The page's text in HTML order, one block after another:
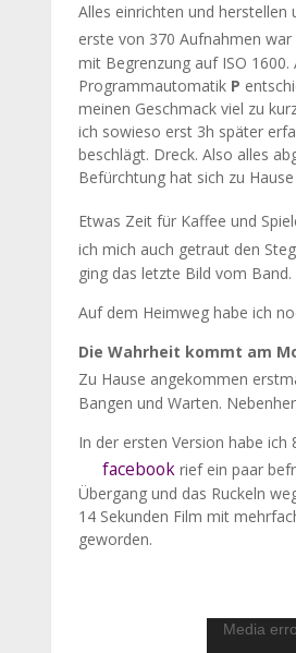
Alles einrichten und
erste von 370 Aufnahmen
mit Begrenzung auf ISO
Programmautomatik P
meinen Geschmack viel zu
ich sowieso erst 3h später
beschlägt. Dreck. Also alles
Befürchtung hat sich zu
Etwas Zeit für Kaffee und
ich mich auch getraut den
ging das letzte Bild vom Band.
Auf dem Heimweg habe ich
Die Wahrheit kommt am
Zu Hause angekommen
Bangen und Warten.
In der ersten Version habe
facebook rief ein paar
Übergang und das Ruckeln
14 Sekunden Film mit
geworden.
Media